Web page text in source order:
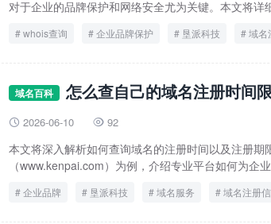
对于企业的品牌保护和网络安全尤为关键。本文将详
whois查询 企业品牌保护 垦派科技 域名
域名百科 怎么查自己的域名注册时间
 2026-06-10  92
本文将深入解析如何查询域名的注册时间以及注册期
（www.kenpai.com）为例，介绍专业平台如何为企
企业品牌 垦派科技 域名服务 域名注册